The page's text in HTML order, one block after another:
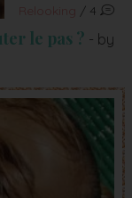
/ 4
le pas ? - by